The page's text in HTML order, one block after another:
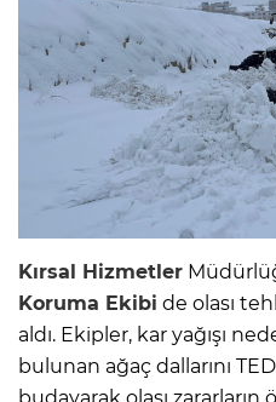
Kırsal Hizmetler
Koruma Ekibi de olası
aldı. Ekipler, kar yağışı
bulunan ağaç dallarını
budayarak olası